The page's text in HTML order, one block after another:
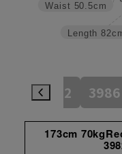
Length
Waist 50.5cm
3982 3986
173cm